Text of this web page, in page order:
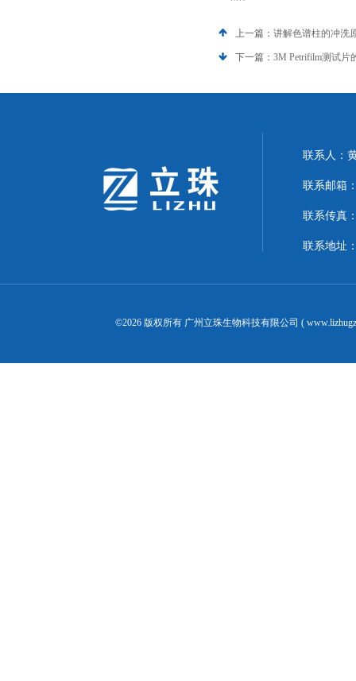
上一篇： 讲解色谱柱的冲洗
下一篇： 3M Petrifilm测试片
联系人：
联系邮箱
联系传真
联系地址
©2026 版权所有 广州立珠生物科技有限公司 (